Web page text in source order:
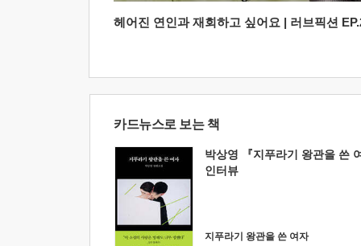
헤어진 연인과 재회하고 싶어요 | 러브픽션
카드뉴스로 보는 책
박상영 『지푸라기 왕관을 쓴
인터뷰
지푸라기 왕관을 쓴 여자